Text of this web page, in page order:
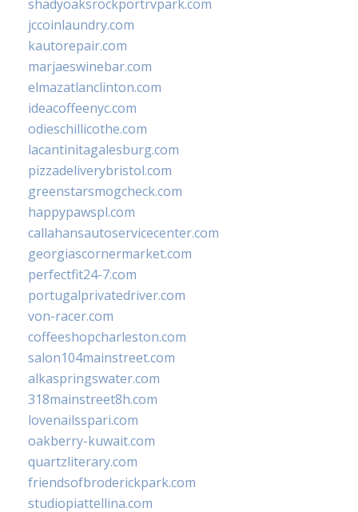
shadyoaksrockportrvpark.com
jccoinlaundry.com
kautorepair.com
marjaeswinebar.com
elmazatlanclinton.com
ideacoffeenyc.com
odieschillicothe.com
lacantinitagalesburg.com
pizzadeliverybristol.com
greenstarsmogcheck.com
happypawspl.com
callahansautoservicecenter.com
georgiascornermarket.com
perfectfit24-7.com
portugalprivatedriver.com
von-racer.com
coffeeshopcharleston.com
salon104mainstreet.com
alkaspringswater.com
318mainstreet8h.com
lovenailsspari.com
oakberry-kuwait.com
quartzliterary.com
friendsofbroderickpark.com
studiopiattellina.com